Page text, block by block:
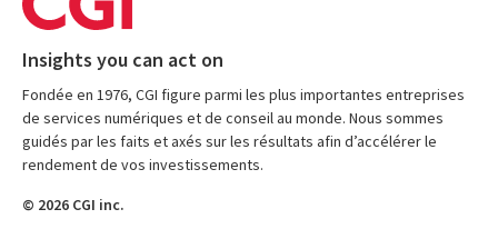
Insights you can act on
Fondée en 1976, CGI figure parmi les plus importantes entreprises
de services numériques et de conseil au monde. Nous sommes
guidés par les faits et axés sur les résultats afin d’accélérer le
rendement de vos investissements.
© 2026 CGI inc.